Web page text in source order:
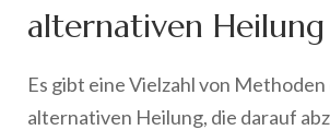
alternativen Heilung
Es gibt eine Vielzahl von
alternativen Heilung, die darauf